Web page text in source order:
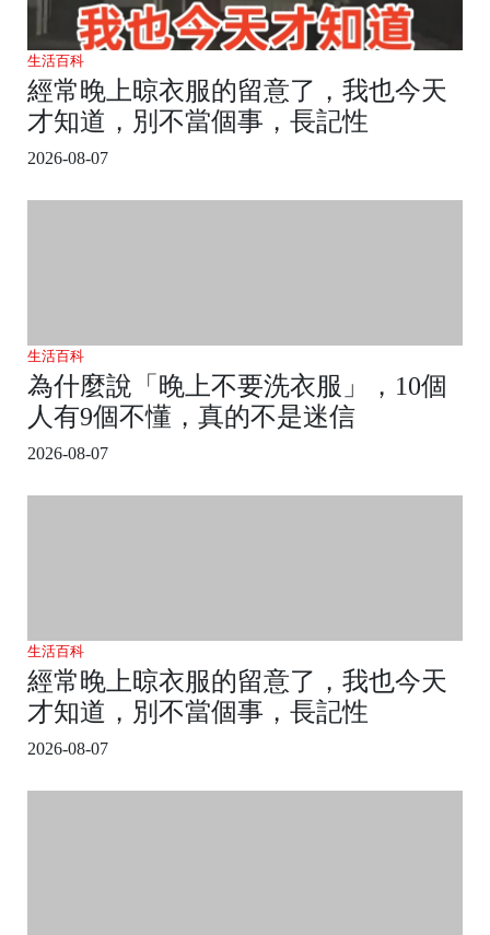
生活百科
經常晚上晾衣服的留意了，我也今天
才知道，別不當個事，長記性
2026-08-07
生活百科
為什麼說「晚上不要洗衣服」，10個
人有9個不懂，真的不是迷信
2026-08-07
生活百科
經常晚上晾衣服的留意了，我也今天
才知道，別不當個事，長記性
2026-08-07